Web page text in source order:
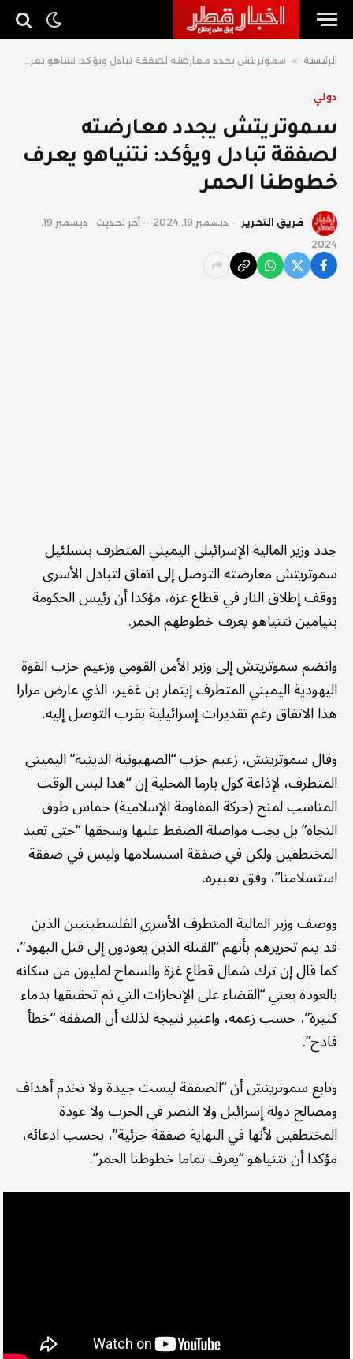
الرئيسية » سموتريتش يجدد معارضته لصفقة تبادل ويؤكد: نتنياهو يعرف خطوطنا الحمر
دولي
سموتريتش يجدد معارضته
لصفقة تبادل ويؤكد: نتنياهو يعرف
خطوطنا الحمر
فريق التحرير ديسمبر 19, 2024 آخر تحديث:
ديسمبر 19,
2024
جدد وزير المالية الإسرائيلي اليميني المتطرف بتسلئيل
سموتريتش معارضته التوصل إلى اتفاق لتبادل الأسرى
ووقف إطلاق النار في قطاع غزة، مؤكدا أن رئيس الحكومة
بنيامين نتنياهو يعرف خطوطهم الحمر.
وانضم سموتريتش إلى وزير الأمن القومي وزعيم حزب القوة
اليهودية اليميني المتطرف إيتمار بن غفير، الذي عارض مرارا
هذا الاتفاق رغم تقديرات إسرائيلية بقرب التوصل إليه.
وقال سموتريتش، زعيم حزب “الصهيونية الدينية” اليميني
المتطرف، لإذاعة كول بارما المحلية إن “هذا ليس الوقت
المناسب لمنح (حركة المقاومة الإسلامية) حماس طوق
النجاة” بل يجب مواصلة الضغط عليها وسحقها “حتى تعيد
المختطفين ولكن في صفقة استسلامها وليس في صفقة
استسلامنا”، وفق تعبيره.
ووصف وزير المالية المتطرف الأسرى الفلسطينيين الذين
قد يتم تحريرهم بأنهم “القتلة الذين يعودون إلى قتل اليهود”،
كما قال إن ترك شمال قطاع غزة والسماح لمليون من سكانه
بالعودة يعني “القضاء على الإنجازات التي تم تحقيقها بدماء
كثيرة”، حسب زعمه، واعتبر نتيجة لذلك أن الصفقة “خطأ
فادح”.
وتابع سموتريتش أن “الصفقة ليست جيدة ولا تخدم أهداف
ومصالح دولة إسرائيل ولا النصر في الحرب ولا عودة
المختطفين لأنها في النهاية صفقة جزئية”، بحسب ادعائه،
مؤكدا أن نتنياهو “يعرف تماما خطوطنا الحمر”.